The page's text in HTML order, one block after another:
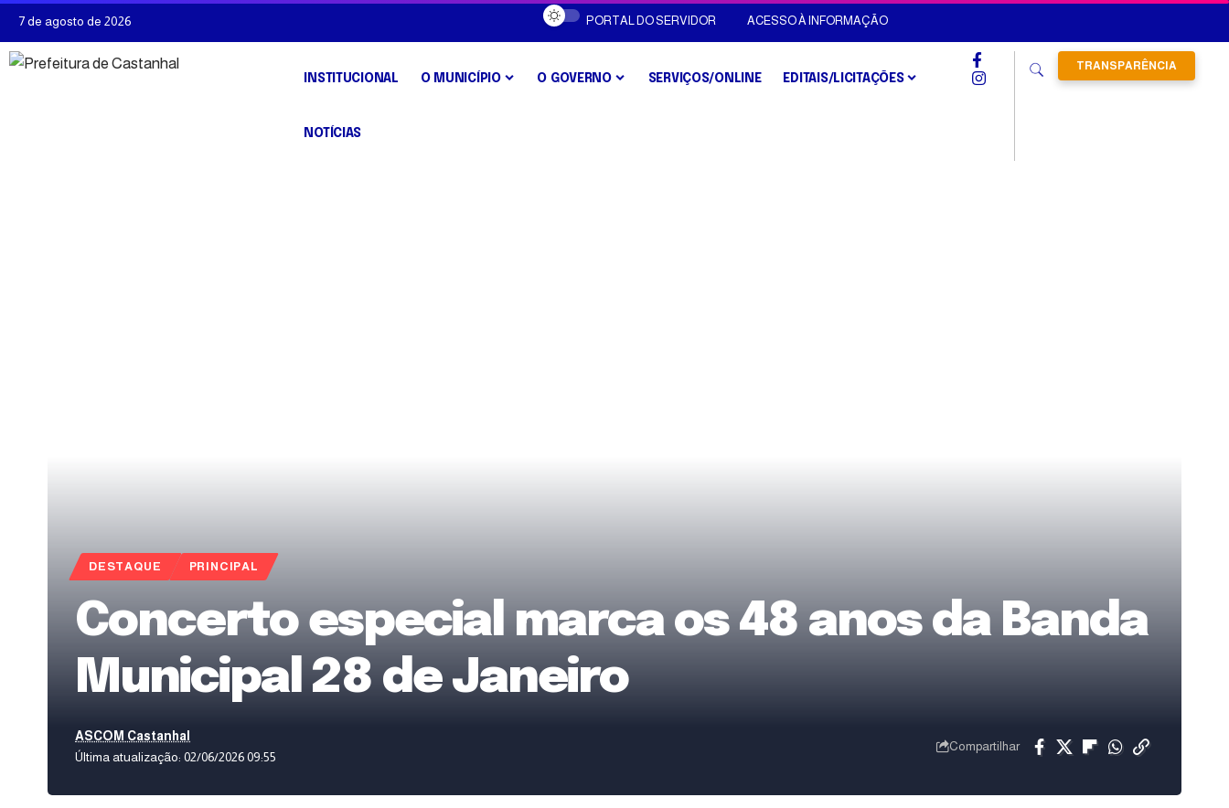
7 de agosto de 2026 PORTAL DO SERVIDOR ACESSO À INFORMAÇÃO
INSTITUCIONAL O MUNICÍPIO O GOVERNO SERVIÇOS/ONLINE EDITAIS/LICITAÇÕES
NOTÍCIAS
TRANSPARÊNCIA
DESTAQUE PRINCIPAL
Concerto especial marca os 48 anos da Banda
Municipal 28 de Janeiro
Última atualização: 02/06/2026 09:55
ASCOM Castanhal
Compartilhar